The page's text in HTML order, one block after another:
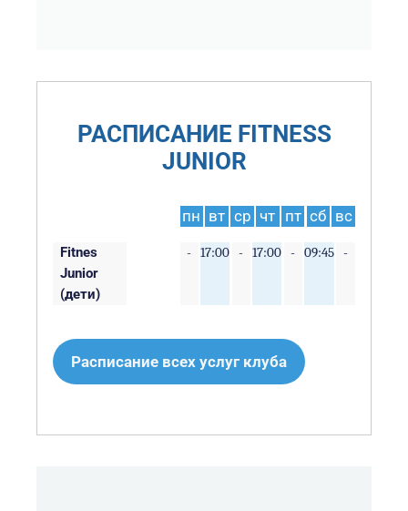
РАСПИСАНИЕ FITNESS
JUNIOR
пн вт ср чт пт сб вс
Fitnes
Junior
(дети)
- 17:00 - 17:00 - 09:45 -
Расписание всех услуг клуба